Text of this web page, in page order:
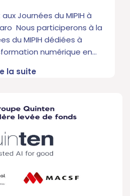
Journées du MIPIH à
Nous participerons à la
du MIPIH dédiées à
numérique en…
la suite